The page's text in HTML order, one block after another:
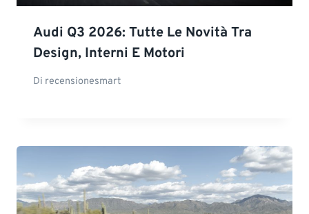
Audi Q3 2026: Tutte Le Novità Tra
Design, Interni E Motori
Di recensionesmart